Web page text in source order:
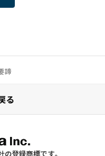
諦
る
登録商標です。